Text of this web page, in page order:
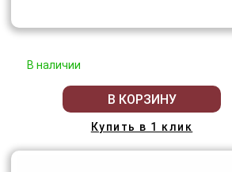
В наличии
В КОРЗИНУ
Купить в 1 клик